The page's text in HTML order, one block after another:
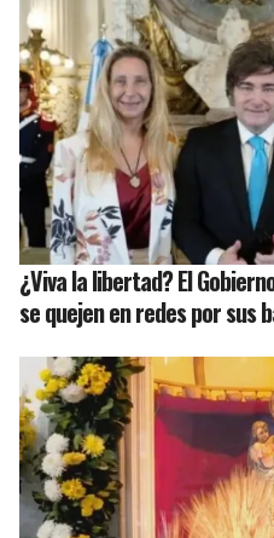
¿Viva la libertad? El
se quejen en redes por sus